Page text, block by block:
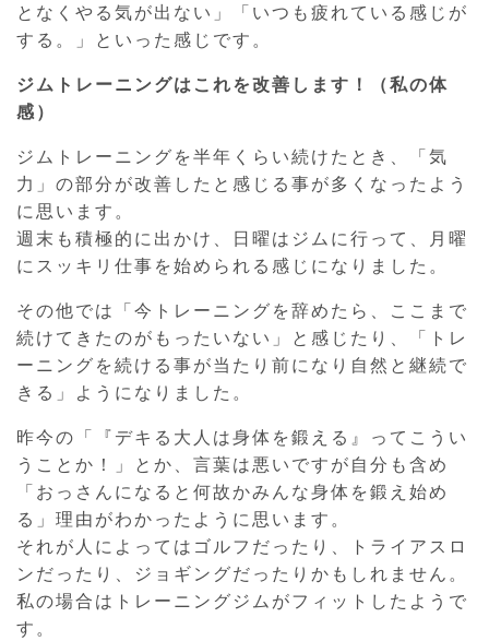
となくやる気が出ない」「いつも疲れている感じが
する。」といった感じです。
ジムトレーニングはこれを改善します！（私の体
感）
ジムトレーニングを半年くらい続けたとき、「気
力」の部分が改善したと感じる事が多くなったよう
に思います。
週末も積極的に出かけ、日曜はジムに行って、月曜
にスッキリ仕事を始められる感じになりました。
その他では「今トレーニングを辞めたら、ここまで
続けてきたのがもったいない」と感じたり、「トレ
ーニングを続ける事が当たり前になり自然と継続で
きる」ようになりました。
昨今の「『デキる大人は身体を鍛える』ってこうい
うことか！」とか、言葉は悪いですが自分も含め
「おっさんになると何故かみんな身体を鍛え始め
る」理由がわかったように思います。
それが人によってはゴルフだったり、トライアスロ
ンだったり、ジョギングだったりかもしれません。
私の場合はトレーニングジムがフィットしたようで
す。